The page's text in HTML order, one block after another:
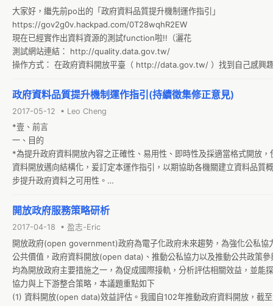
大家好，繼先前po出的「政府資料品質提升機制運作指引」
https://gov2g0v.hackpad.com/0T28wqhR2EW
現在已經實作出資料資源的測試function啦!!（灑花
測試網站連結： http://quality.data.gov.tw/
操作方式： 在政府資料開放平臺（ http://data.gov.tw/ ）找到自己感興
的搜尋欄位，程式就會即時進行檢查工作（原則上10秒內即可完成測試，
以下綠框表格是「資料集」的總輸出（原則各檢測指標結果為「該資料集
資源」測試結果"交集"）
政府資料品質提升機制運作指引(持續徵集修正意見)
2017-05-12 • Leo Cheng
*壹、前言
一、目的
*為提升政府資料開放內容之正確性、易用性、即時性及採適當格式開放，
資料開放邁向結構化，爰訂定本運作指引，以期協助各機關建立資料品質
步提升政府資料之可用性。
*行政院及所屬各級機關（以下簡稱各機關）適用之；公營事業機構、公立
行政法人，得準用；地方政府得參照。
開放政府服務策略研析
2017-04-18 • 盈志-Eric
開放政府(open government)政府為電子化政府未來趨勢，為強化公私協
公共價值，政府資料開放(open data)、推動公私協力以及推動公共政策參
均為開放政府主要措施之一，為促成國際接軌，分析評估相關效益，並能
協力與上下游整合策略，本議題重點如下
(1) 資料開放(open data)效益評估。我國自102年推動政府資料開放，截